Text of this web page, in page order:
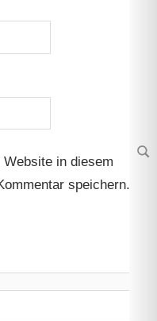
in diesem
speichern.